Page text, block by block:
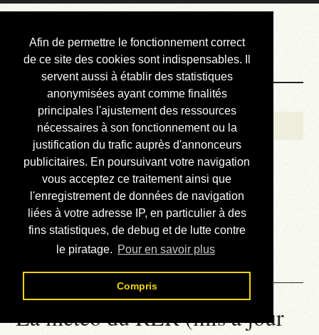
Afin de permettre le fonctionnement correct
de ce site des cookies sont indispensables. Il
servent aussi à établir des statistiques
anonymisées ayant comme finalités
principales l'ajustement des ressources
nécessaires à son fonctionnement ou la
justification du trafic auprès d'annonceurs
publicitaires. En poursuivant votre navigation
vous acceptez ce traitement ainsi que
l'enregistrement de données de navigation
liées à votre adresse IP, en particulier à des
fins statistiques, de debug et de lutte contre
le piratage. Pour en savoir plus
Compris
Courbis, « LE »
Blog Officiel
Bienvenue
Réalisations
Divers (et d’été)
Annonces
Liens externes
Téléchargement
Contact
La météo du RER (mis à jour